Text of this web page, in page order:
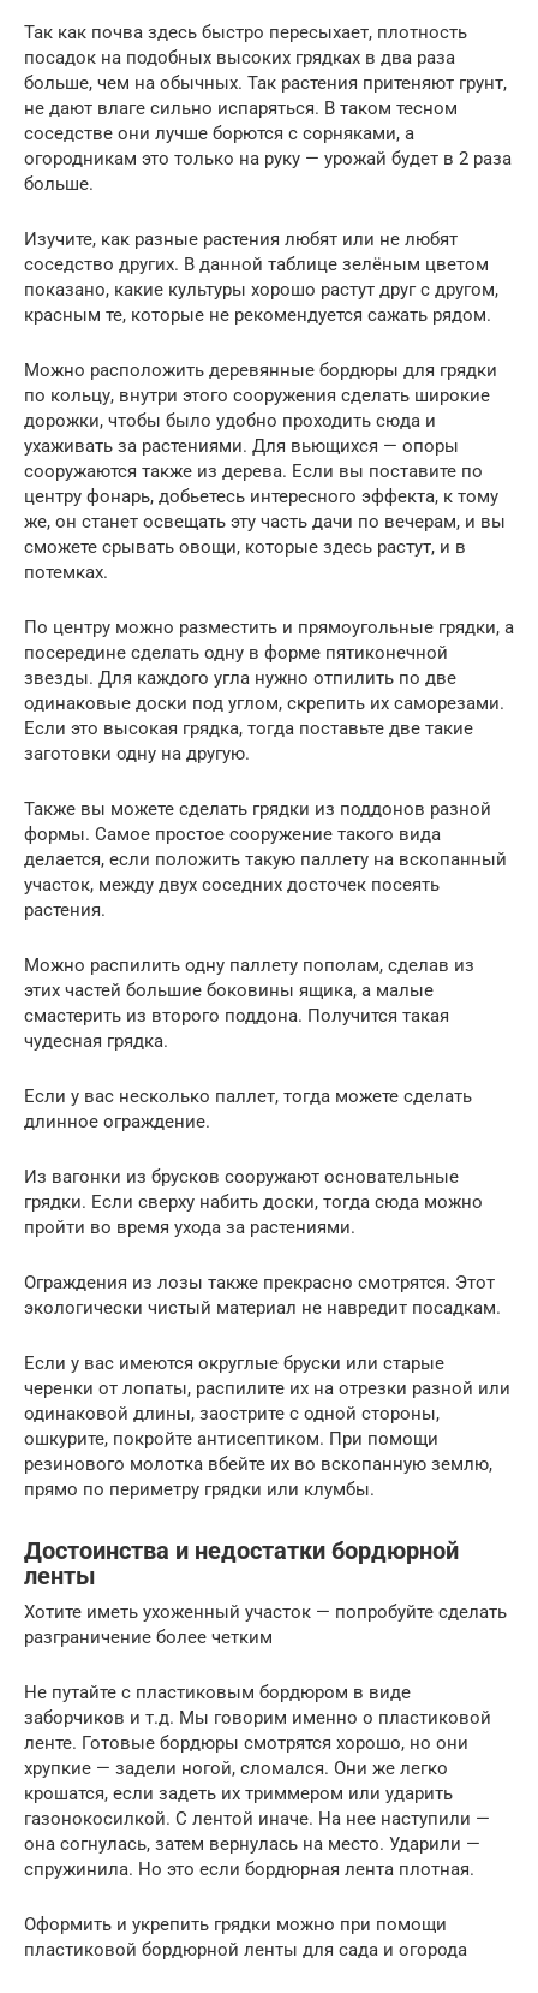
Так как почва здесь быстро пересыхает, плотность
посадок на подобных высоких грядках в два раза
больше, чем на обычных. Так растения притеняют грунт,
не дают влаге сильно испаряться. В таком тесном
соседстве они лучше борются с сорняками, а
огородникам это только на руку — урожай будет в 2 раза
больше.
Изучите, как разные растения любят или не любят
соседство других. В данной таблице зелёным цветом
показано, какие культуры хорошо растут друг с другом,
красным те, которые не рекомендуется сажать рядом.
Можно расположить деревянные бордюры для грядки
по кольцу, внутри этого сооружения сделать широкие
дорожки, чтобы было удобно проходить сюда и
ухаживать за растениями. Для вьющихся — опоры
сооружаются также из дерева. Если вы поставите по
центру фонарь, добьетесь интересного эффекта, к тому
же, он станет освещать эту часть дачи по вечерам, и вы
сможете срывать овощи, которые здесь растут, и в
потемках.
По центру можно разместить и прямоугольные грядки, а
посередине сделать одну в форме пятиконечной
звезды. Для каждого угла нужно отпилить по две
одинаковые доски под углом, скрепить их саморезами.
Если это высокая грядка, тогда поставьте две такие
заготовки одну на другую.
Также вы можете сделать грядки из поддонов разной
формы. Самое простое сооружение такого вида
делается, если положить такую паллету на вскопанный
участок, между двух соседних досточек посеять
растения.
Можно распилить одну паллету пополам, сделав из
этих частей большие боковины ящика, а малые
смастерить из второго поддона. Получится такая
чудесная грядка.
Если у вас несколько паллет, тогда можете сделать
длинное ограждение.
Из вагонки из брусков сооружают основательные
грядки. Если сверху набить доски, тогда сюда можно
пройти во время ухода за растениями.
Ограждения из лозы также прекрасно смотрятся. Этот
экологически чистый материал не навредит посадкам.
Если у вас имеются округлые бруски или старые
черенки от лопаты, распилите их на отрезки разной или
одинаковой длины, заострите с одной стороны,
ошкурите, покройте антисептиком. При помощи
резинового молотка вбейте их во вскопанную землю,
прямо по периметру грядки или клумбы.
Достоинства и недостатки бордюрной
ленты
Хотите иметь ухоженный участок — попробуйте сделать
разграничение более четким
Не путайте с пластиковым бордюром в виде
заборчиков и т.д. Мы говорим именно о пластиковой
ленте. Готовые бордюры смотрятся хорошо, но они
хрупкие — задели ногой, сломался. Они же легко
крошатся, если задеть их триммером или ударить
газонокосилкой. С лентой иначе. На нее наступили —
она согнулась, затем вернулась на место. Ударили —
спружинила. Но это если бордюрная лента плотная.
Оформить и укрепить грядки можно при помощи
пластиковой бордюрной ленты для сада и огорода